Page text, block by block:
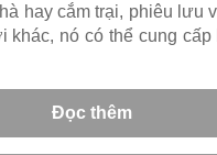
hay cắm trại, phiêu lưu
khác, nó có thể cung cấp
Đọc thêm